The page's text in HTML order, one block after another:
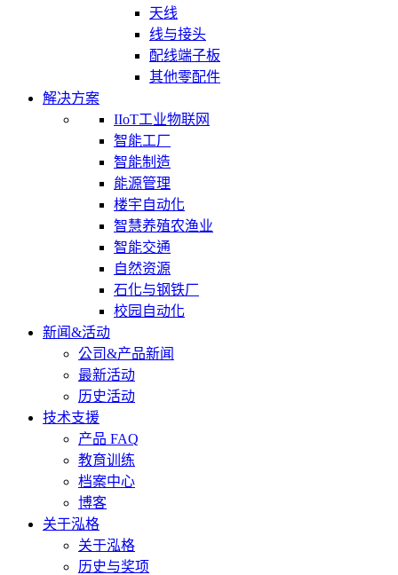
天线
线与接头
配线端子板
其他零配件
解决方案
IIoT工业物联网
智能工厂
智能制造
能源管理
楼宇自动化
智慧养殖农渔业
智能交通
自然资源
石化与钢铁厂
校园自动化
新闻&活动
公司&产品新闻
最新活动
历史活动
技术支援
产品 FAQ
教育训练
档案中心
博客
关于泓格
关于泓格
历史与奖项